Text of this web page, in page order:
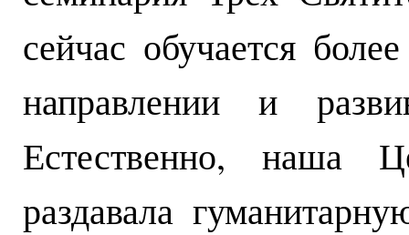
сейчас обучается
направлении и
Естественно, наша
раздавала